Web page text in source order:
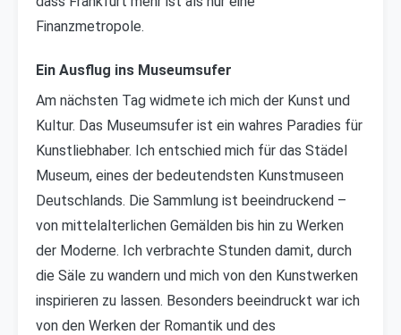
Finanzmetropole.
Ein Ausflug ins Museumsufer
Am nächsten Tag widmete ich mich der Kunst und
Kultur. Das Museumsufer ist ein wahres Paradies für
Kunstliebhaber. Ich entschied mich für das Städel
Museum, eines der bedeutendsten Kunstmuseen
Deutschlands. Die Sammlung ist beeindruckend –
von mittelalterlichen Gemälden bis hin zu Werken
der Moderne. Ich verbrachte Stunden damit, durch
die Säle zu wandern und mich von den Kunstwerken
inspirieren zu lassen. Besonders beeindruckt war ich
von den Werken der Romantik und des